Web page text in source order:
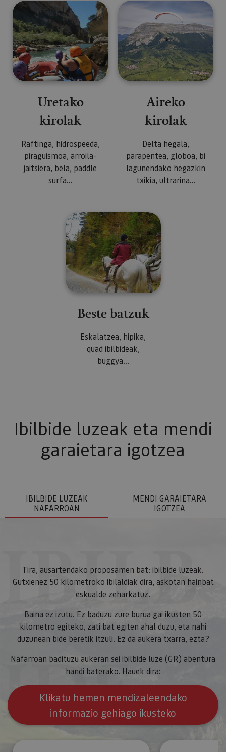
Uretako kirolak
Uretako
kirolak
Raftinga, hidrospeeda,
piraguismoa, arroila-
jaitsiera, bela, paddle
surfa...
Aireko
kirolak
Delta hegala,
parapentea, globoa, bi
lagunendako hegazkin
txikia, ultrarina...
Beste batzuk
Beste batzuk
Eskalatzea, hipika,
quad ibilbideak,
buggya...
Ibilbide luzeak eta mendi
garaietara igotzea
IBILBIDE LUZEAK
NAFARROAN
MENDI GARAIETARA
IGOTZEA
IBILB
IDE
Tira, ausartendako proposamen bat: ibilbide luzeak.
Gutxienez 50 kilometroko ibilaldiak dira, askotan hainbat
eskualde zeharkatuz.
Baina ez izutu. Ez baduzu zure burua gai ikusten 50
kilometro egiteko, zati bat egiten ahal duzu, eta nahi
duzunean bide beretik itzuli. Ez da aukera txarra, ezta?
Nafarroan badituzu aukeran sei ibilbide luze (GR) abentura
handi baterako. Hauek dira:
Klikatu hemen mendizaleendako
informazio gehiago ikusteko